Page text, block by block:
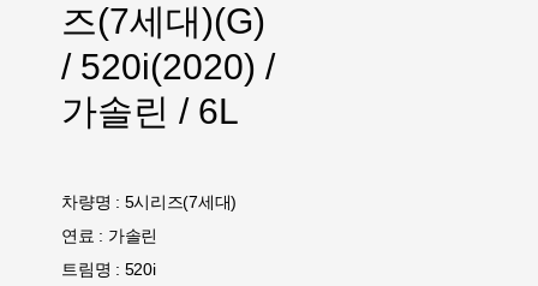
즈(7세대)(G)
/ 520i(2020) /
가솔린 / 6L
차량명 : 5시리즈(7세대)
연료 : 가솔린
트림명 : 520i